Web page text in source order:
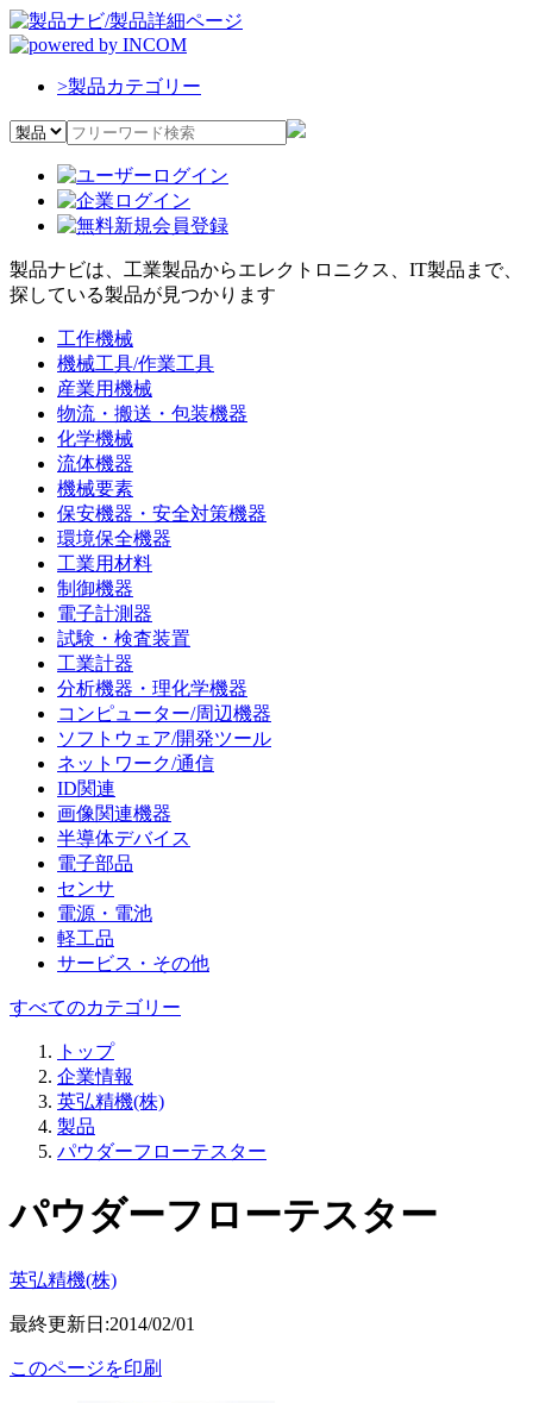
>製品カテゴリー
製品ナビは、工業製品からエレクトロニクス、IT製品まで、
探している製品が見つかります
工作機械
機械工具/作業工具
産業用機械
物流・搬送・包装機器
化学機械
流体機器
機械要素
保安機器・安全対策機器
環境保全機器
工業用材料
制御機器
電子計測器
試験・検査装置
工業計器
分析機器・理化学機器
コンピューター/周辺機器
ソフトウェア/開発ツール
ネットワーク/通信
ID関連
画像関連機器
半導体デバイス
電子部品
センサ
電源・電池
軽工品
サービス・その他
すべてのカテゴリー
トップ
企業情報
英弘精機(株)
製品
パウダーフローテスター
パウダーフローテスター
英弘精機(株)
最終更新日:2014/02/01
このページを印刷